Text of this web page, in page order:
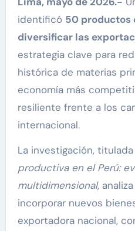
identificó 50 productos
diversificar las
estrategia clave para
histórica de materias
economía más
resiliente frente a los
internacional.
La investigación, titulada
productiva en el Perú:
multidimensional,
incorporar nuevos
exportadora nacional,